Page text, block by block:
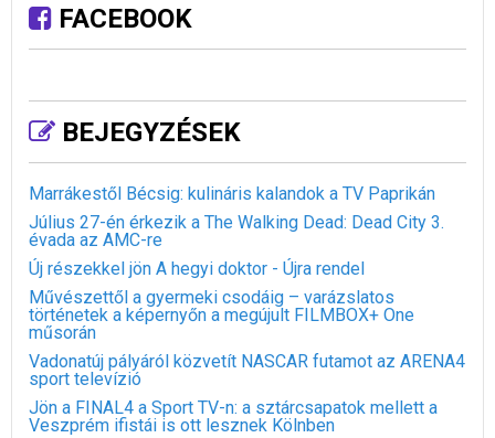
FACEBOOK
BEJEGYZÉSEK
Marrákestől Bécsig: kulináris kalandok a TV Paprikán
Július 27-én érkezik a The Walking Dead: Dead City 3.
évada az AMC-re
Új részekkel jön A hegyi doktor - Újra rendel
Művészettől a gyermeki csodáig – varázslatos
történetek a képernyőn a megújult FILMBOX+ One
műsorán
Vadonatúj pályáról közvetít NASCAR futamot az ARENA4
sport televízió
Jön a FINAL4 a Sport TV-n: a sztárcsapatok mellett a
Veszprém ifistái is ott lesznek Kölnben